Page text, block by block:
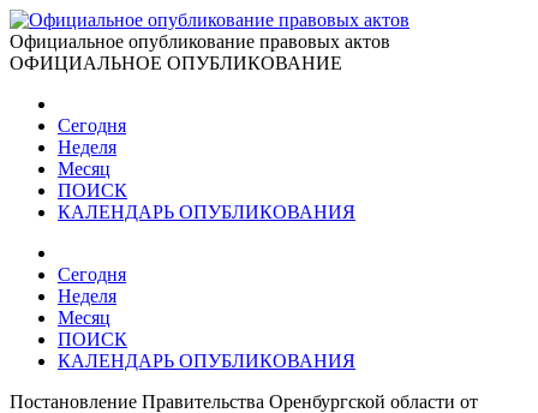
Официальное опубликование правовых актов
ОФИЦИАЛЬНОЕ ОПУБЛИКОВАНИЕ
Сегодня
Неделя
Месяц
ПОИСК
КАЛЕНДАРЬ ОПУБЛИКОВАНИЯ
Сегодня
Неделя
Месяц
ПОИСК
КАЛЕНДАРЬ ОПУБЛИКОВАНИЯ
Постановление Правительства Оренбургской области от